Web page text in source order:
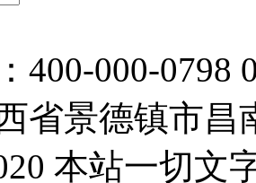
400-000-0798
省景德镇市昌
本站一切文